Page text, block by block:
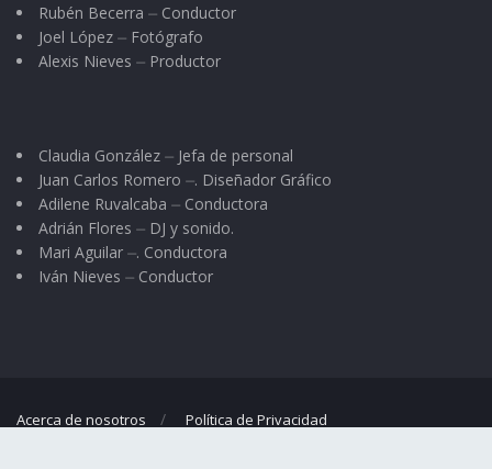
Rubén Becerra ⏤ Conductor
Joel López ⏤ Fotógrafo
Alexis Nieves ⏤ Productor
Claudia González ⏤ Jefa de personal
Juan Carlos Romero ⏤. Diseñador Gráfico
Adilene Ruvalcaba ⏤ Conductora
Adrián Flores ⏤ DJ y sonido.
Mari Aguilar ⏤. Conductora
Iván Nieves ⏤ Conductor
Acerca de nosotros Política de Privacidad